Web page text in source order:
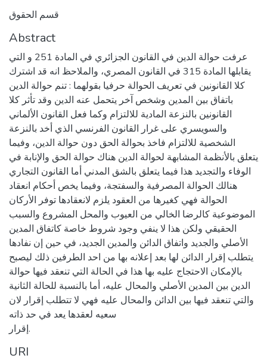
قسم الحقوق
Abstract
عرفت حوالة الدين في القانون الجزائري في المادة 251 و التي
يقابلها المادة 315 في القانون المصري، والملاحظ انه قد اشترك
كلا القانونين في تعريف الحوالة حرفيا بقولهما : تنم حوالة الدين
باتفاق بين المدين وشخص آخر يتحمل عنه الدين وقد تأثر كلا
القانونين بالنزعة المادية للالتزام وكما فعل القانون الألماني
والسويسري على غرار القانون الفرنسي الذي أخد بالنزعة
الشخصية للالتزام فاخذ بحوالة الحق دون حوالة الدين، وفيما
يتعلق بالأنظمة المشابهة لحوالة الدين هناك حوالة الحق والإنابة في
الوفاء والتجديد هذا فيما يتعلق بالشق المدني أما القانون التجاري
هنالك الحوالة المصرفية والسفتجة، وفيما يخص أحكام انعقاد
الحوالة فهي كغيرها من العقود يلزم لانعقادها توفر الأركان
الموضوعية كالرضا الخالي من العيوب والمحل المشروع والسبب
الحقيقي ولكن هذا لا ينفي وجود شروط خاصة كاتفاق المدين
الأصلي والجديد واتفاق الدائن والمدين الجديد، في حين إن نفادها
يتطلب إقرار الدائن لها بعد إعلانه بها من احد الطرفين ذلك ليصبح
بالإمكان الاحتجاج عليه بها هذا في الحالة التي تنعقد فيها حوالة
الدين بين المدين الأصلي والمحال عليه، أما بالنسبة للحالة الثانية
والتي تنعقد فيها بين الدائن والمحال عليه فهي لا تتطلب إقرار لان
سعيه لعقدها يعد في حد ذاته
إقرار.
URI